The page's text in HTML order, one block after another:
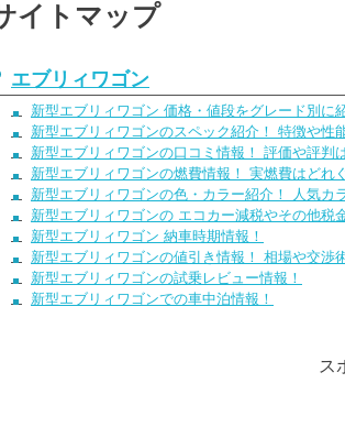
イトマップ
エブリィワゴン
新型エブリィワゴン 価格・値段をグレード別に
新型エブリィワゴンのスペック紹介！ 特徴や性
新型エブリィワゴンの口コミ情報！ 評価や評判
新型エブリィワゴンの燃費情報！ 実燃費はどれ
新型エブリィワゴンの色・カラー紹介！ 人気カ
新型エブリィワゴンの エコカー減税やその他税
新型エブリィワゴン 納車時期情報！
新型エブリィワゴンの値引き情報！ 相場や交渉
新型エブリィワゴンの試乗レビュー情報！
新型エブリィワゴンでの車中泊情報！
ス